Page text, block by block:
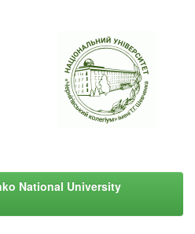
National University